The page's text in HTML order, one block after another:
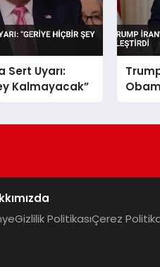
Sert Uyarı:
Kalmayacak”
Gizlilik PolitikasıÇerez